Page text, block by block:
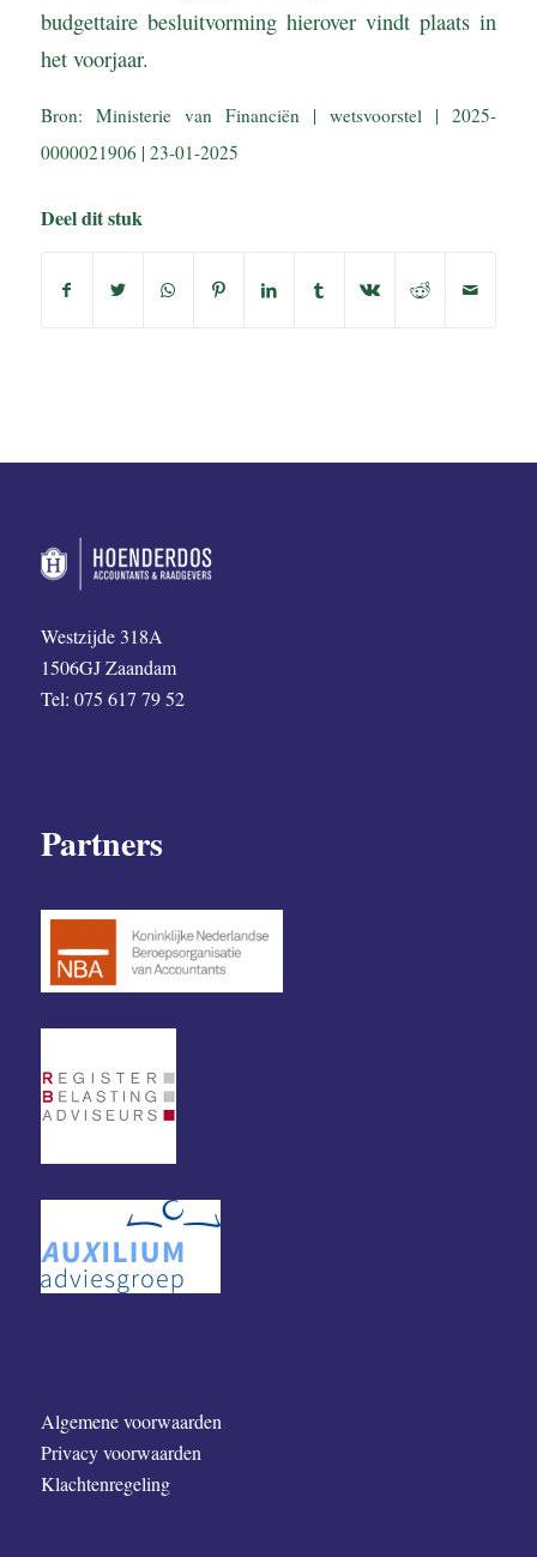
budgettaire besluitvorming hierover vindt plaats in
het voorjaar.
Bron: Ministerie van Financiën | wetsvoorstel | 2025-
0000021906 | 23-01-2025
Deel dit stuk
Westzijde 318A
1506GJ Zaandam
Tel: 075 617 79 52
Partners
Algemene voorwaarden
Privacy voorwaarden
Klachtenregeling